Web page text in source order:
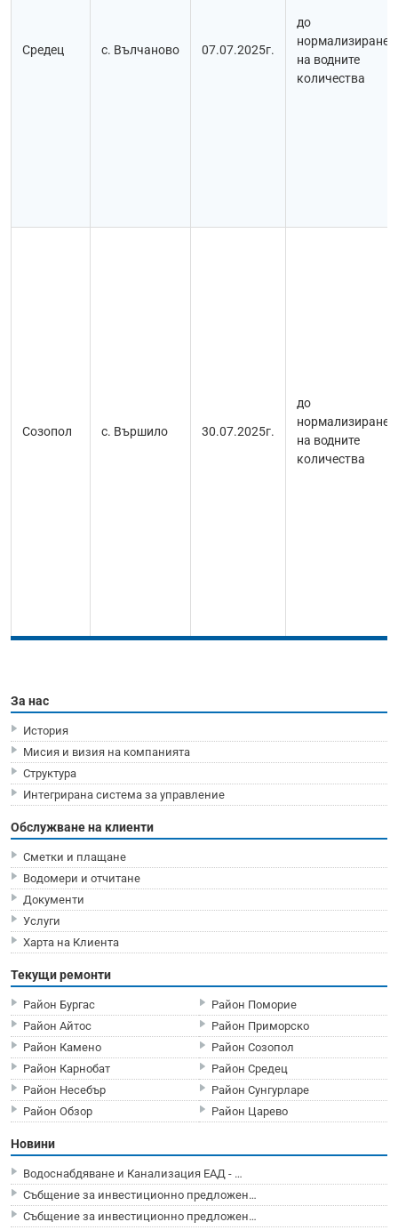
Средец с. Вълчаново 07.07.2025г.
до
нормализиране
на водните
количества
Созопол с. Вършило 30.07.2025г.
до
нормализиране
на водните
количества
За нас
История
Мисия и визия на компанията
Структура
Интегрирана система за управление
Обслужване на клиенти
Сметки и плащане
Водомери и отчитане
Документи
Услуги
Харта на Клиента
Текущи ремонти
Район Бургас
Район Айтос
Район Камено
Район Карнобат
Район Несебър
Район Обзор
Район Поморие
Район Приморско
Район Созопол
Район Средец
Район Сунгурларе
Район Царево
Новини
Водоснабдяване и Канализация ЕАД - …
Събщение за инвестиционно предложен…
Събщение за инвестиционно предложен…